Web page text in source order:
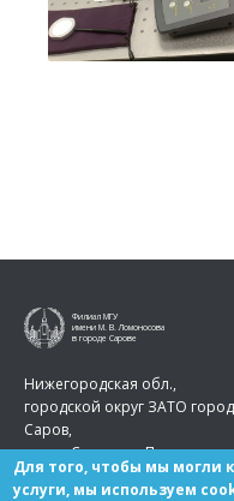
Филиал МГУ
имени М. В. Ломоносова
в городе Сарове
Нижегородская обл.,
городской округ ЗАТО город
Саров,
город Саров, ул. Парковая,
Телефон:+7 (83130) 99777
Для того, чтобы мы могли
услуги, мы используем